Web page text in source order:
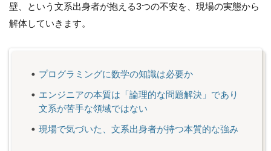
壁、という文系出身者が抱える3つの不安を、現場の実態から
解体していきます。
プログラミングに数学の知識は必要か
エンジニアの本質は「論理的な問題解決」であり
文系が苦手な領域ではない
現場で気づいた、文系出身者が持つ本質的な強み